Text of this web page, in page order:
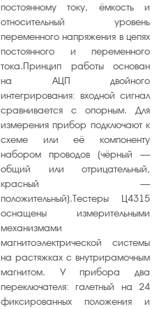
постоянному току, ёмкость и
относительный уровень
переменного напряжения в цепях
постоянного и переменного
тока.Принцип работы основан
на АЦП двойного
интегрирования: входной сигнал
сравнивается с опорным. Для
измерения прибор подключают к
схеме или её компоненту
набором проводов (чёрный —
общий или отрицательный,
красный —
положительный).Тестеры Ц4315
оснащены измерительными
механизмами
магнитоэлектрической системы
на растяжках с внутрирамочным
магнитом. У прибора два
переключателя: галетный на 24
фиксированных положения и